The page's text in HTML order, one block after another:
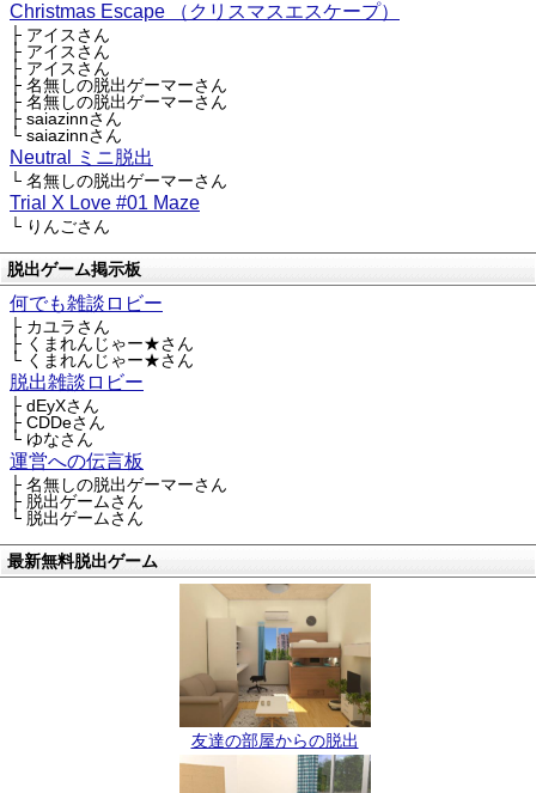
Christmas Escape （クリスマスエスケープ）
├ アイスさん
├ アイスさん
├ アイスさん
├ 名無しの脱出ゲーマーさん
├ 名無しの脱出ゲーマーさん
├ saiazinnさん
└ saiazinnさん
Neutral ミニ脱出
└ 名無しの脱出ゲーマーさん
Trial X Love #01 Maze
└ りんごさん
脱出ゲーム掲示板
何でも雑談ロビー
├ カユラさん
├ くまれんじゃー★さん
└ くまれんじゃー★さん
脱出雑談ロビー
├ dEyXさん
├ CDDeさん
└ ゆなさん
運営への伝言板
├ 名無しの脱出ゲーマーさん
├ 脱出ゲームさん
└ 脱出ゲームさん
最新無料脱出ゲーム
友達の部屋からの脱出